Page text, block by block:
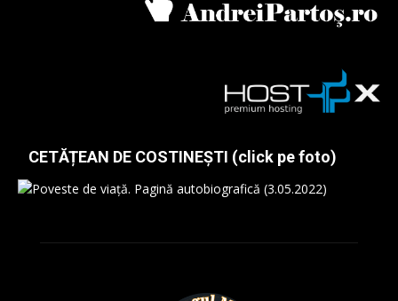
CETĂȚEAN DE COSTINEȘTI (click pe foto)